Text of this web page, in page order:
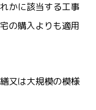
かに該当する工事
の購入よりも適用
又は大規模の模様